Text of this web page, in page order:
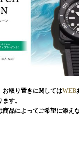
お取り置きに関してはWEB
す。
品によってご希望に添え